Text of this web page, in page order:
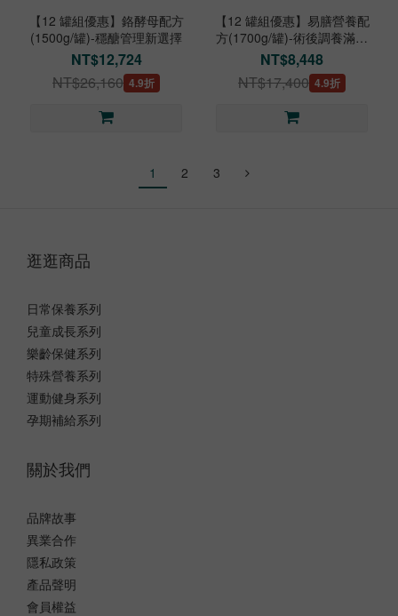
【12 罐組優惠】鉻酵母配方
(1500g/罐)-穩醣管理新選擇
NT$12,724
NT$26,160 4.9折
【12 罐組優惠】易膳營養配
方(1700g/罐)-術後調養滿足
營養
NT$8,448
NT$17,400 4.9折
1 2 3
逛逛商品
日常保養系列
兒童成長系列
樂齡保健系列
特殊營養系列
運動健身系列
孕期補給系列
關於我們
品牌故事
異業合作
隱私政策
產品聲明
會員權益